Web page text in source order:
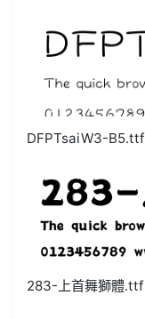
DFPTsaiW3-B5.ttf
283-上首舞獅體.ttf